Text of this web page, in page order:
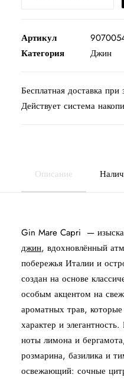
Артикул
Категория
Джин
Бесплатная доставка при
Действует система
Описание
Gin Mare Capri —
джин, вдохновлённый
побережья Италии и
создан на основе
особым акцентом на
ароматных трав,
характер и
ноты лимона и
розмарина, базилика и
освежающий: сочные